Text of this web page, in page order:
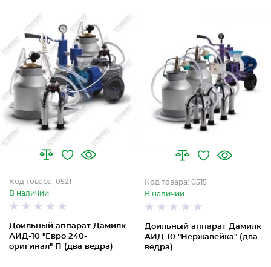
Доильный аппарат Дамилк
АИД-10 "Евро 240-
оригинал" П (два ведра)
Код товара: 0521
В наличии
Доильный аппарат Дамилк
АИД-10 "Нержавейка" (два
ведра)
Код товара: 0515
В наличии